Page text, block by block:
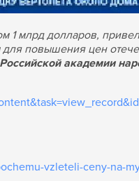
1 млрд долларов,
для повышения цен
академии
vzleteli-ceny-na-